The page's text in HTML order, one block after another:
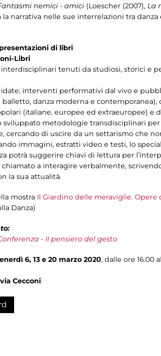
nemici - amici (Loescher (2007), La
narrativa nelle sue interrelazioni tra danza
di libri
Libri
tenuti da studiosi, storici e
interventi performativi dal vivo e
danza moderna e
(italiane, europee ed extraeuropee)
sviluppato metodologie transdisciplinari
cercando di uscire da un settarismo che
immagini, estratti video e testi, lo
potrà suggerire chiavi di lettura per
chiamato a interagire verbalmente,
la sua attualità.
mostra Il Giardino delle meraviglie. Opere
Danza)
- Il pensiero del gesto
6, 13 e 20 marzo 2020, dalle ore 16.00
Cecconi